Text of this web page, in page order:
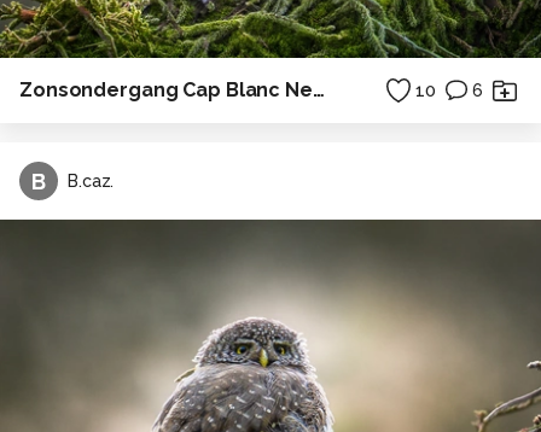
Zonsondergang Cap Blanc Nez bij het standbeeld van Hubert Latham 10 6
B B.caz.